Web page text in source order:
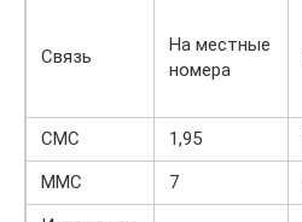
Связь
На местные
номера
СМС
1,95
ММС
7